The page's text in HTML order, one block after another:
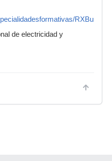
de electricidad y